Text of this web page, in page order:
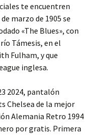
te encuentren
marzo de 1905 se
«The Blues», con
Támesis, en el
Fulham, y que
inglesa.
2024, pantalón
Chelsea de la mejor
Alemania Retro 1994
por gratis. Primera